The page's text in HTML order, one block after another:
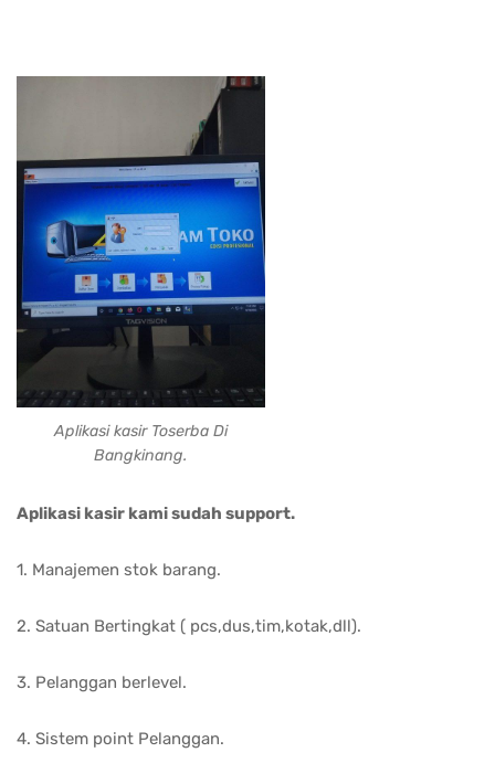
Aplikasi kasir Toserba Di
Bangkinang.
Aplikasi kasir kami sudah support.
1. Manajemen stok barang.
2. Satuan Bertingkat ( pcs,dus,tim,kotak,dll).
3. Pelanggan berlevel.
4. Sistem point Pelanggan.